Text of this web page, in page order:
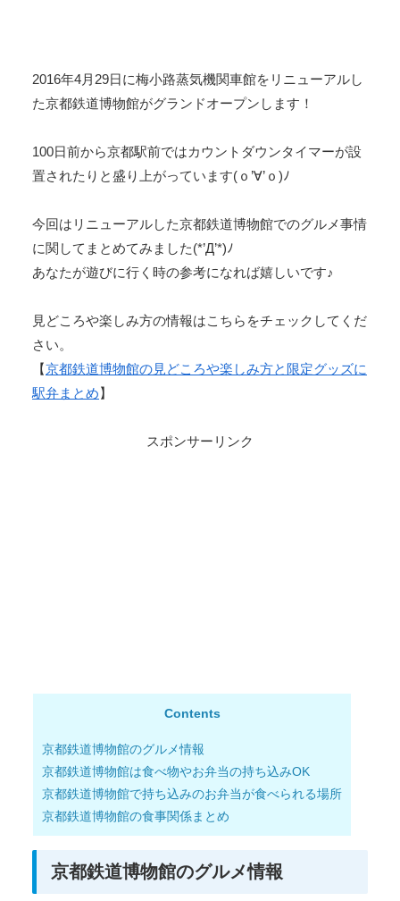
2016年4月29日に梅小路蒸気機関車館をリニューアルし
た京都鉄道博物館がグランドオープンします！
100日前から京都駅前ではカウントダウンタイマーが設
置されたりと盛り上がっています(ｏ’∀’ｏ)ﾉ
今回はリニューアルした京都鉄道博物館でのグルメ事情
に関してまとめてみました(*’Д’*)ﾉ
あなたが遊びに行く時の参考になれば嬉しいです♪
見どころや楽しみ方の情報はこちらをチェックしてくだ
さい。
【京都鉄道博物館の見どころや楽しみ方と限定グッズに
駅弁まとめ】
スポンサーリンク
Contents
京都鉄道博物館のグルメ情報
京都鉄道博物館は食べ物やお弁当の持ち込みOK
京都鉄道博物館で持ち込みのお弁当が食べられる場所
京都鉄道博物館の食事関係まとめ
京都鉄道博物館のグルメ情報